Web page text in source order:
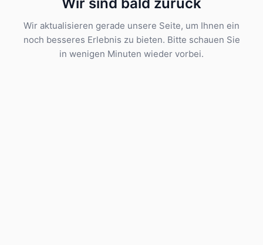
Wir aktualisieren gerade unsere Seite, um Ihnen ein
noch besseres Erlebnis zu bieten. Bitte schauen Sie
in wenigen Minuten wieder vorbei.